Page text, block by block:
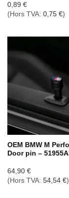
0,89 €
(Hors TVA: 0,75 €)
OEM BMW M
Door pin –
64,90 €
(Hors TVA: 54,54 €)